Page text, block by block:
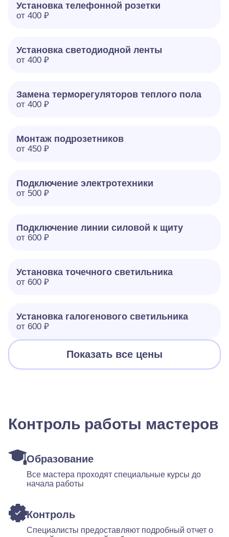
Установка телефонной розетки
от 400 ₽
Установка светодиодной ленты
от 400 ₽
Замена терморегуляторов теплого пола
от 400 ₽
Монтаж подрозетников
от 450 ₽
Подключение электротехники
от 500 ₽
Подключение линии силовой к щиту
от 600 ₽
Установка точечного светильника
от 600 ₽
Установка галогенового светильника
от 600 ₽
Показать все цены
Контроль работы мастеров
Образование
Все мастера проходят специальные курсы до
начала работы
Контроль
Специалисты предоставляют подробный отчет о